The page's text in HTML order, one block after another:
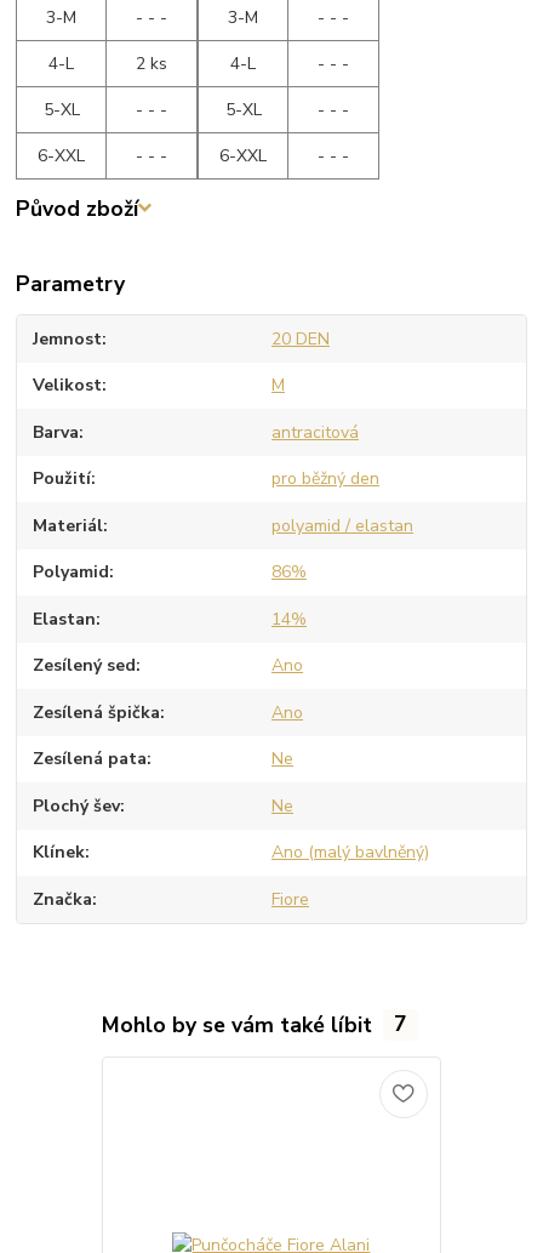
3-M
- - -
4-L
2 ks
5-XL
- - -
6-XXL
- - -
3-M
- - -
4-L
- - -
5-XL
- - -
6-XXL
- - -
Původ zboží
Parametry
Jemnost 20 DEN
Velikost M
Barva antracitová
Použití pro běžný den
Materiál polyamid / elastan
Polyamid 86%
Elastan 14%
Zesílený sed Ano
Zesílená špička Ano
Zesílená pata Ne
Plochý šev Ne
Klínek Ano (malý bavlněný)
Značka Fiore
Mohlo by se vám také líbit 7